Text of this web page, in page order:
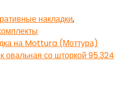
накладки,
на Mottura (Моттура)
овальная со шторкой 95.324